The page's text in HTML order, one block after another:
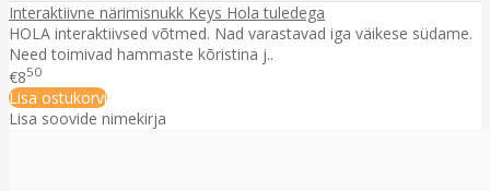
Interaktiivne närimisnukk Keys Hola tuledega
HOLA interaktiivsed võtmed. Nad varastavad iga väikese südame.
Need toimivad hammaste kõristina j..
€850
Lisa ostukorvi
Lisa soovide nimekirja